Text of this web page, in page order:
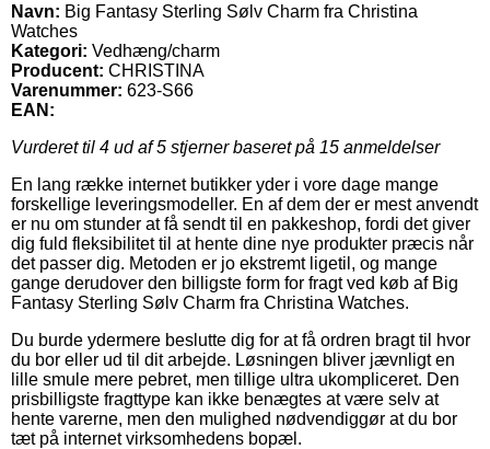
Navn: Big Fantasy Sterling Sølv Charm fra Christina
Watches
Kategori: Vedhæng/charm
Producent: CHRISTINA
Varenummer: 623-S66
EAN:
Vurderet til 4 ud af 5 stjerner baseret på 15 anmeldelser
En lang række internet butikker yder i vore dage mange
forskellige leveringsmodeller. En af dem der er mest anvendt
er nu om stunder at få sendt til en pakkeshop, fordi det giver
dig fuld fleksibilitet til at hente dine nye produkter præcis når
det passer dig. Metoden er jo ekstremt ligetil, og mange
gange derudover den billigste form for fragt ved køb af Big
Fantasy Sterling Sølv Charm fra Christina Watches.
Du burde ydermere beslutte dig for at få ordren bragt til hvor
du bor eller ud til dit arbejde. Løsningen bliver jævnligt en
lille smule mere pebret, men tillige ultra ukompliceret. Den
prisbilligste fragttype kan ikke benægtes at være selv at
hente varerne, men den mulighed nødvendiggør at du bor
tæt på internet virksomhedens bopæl.